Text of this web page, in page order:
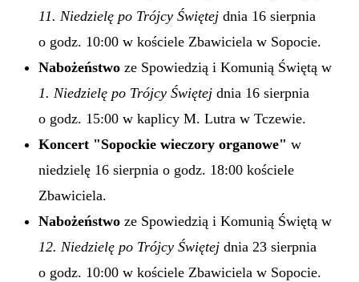
11. Niedzielę po Trójcy Świętej dnia 16 sierpnia
o godz. 10:00 w kościele Zbawiciela w Sopocie.
Nabożeństwo ze Spowiedzią i Komunią Świętą w
1. Niedzielę po Trójcy Świętej dnia 16 sierpnia
o godz. 15:00 w kaplicy M. Lutra w Tczewie.
Koncert "Sopockie wieczory organowe" w
niedzielę 16 sierpnia o godz. 18:00 kościele
Zbawiciela.
Nabożeństwo ze Spowiedzią i Komunią Świętą w
12. Niedzielę po Trójcy Świętej dnia 23 sierpnia
o godz. 10:00 w kościele Zbawiciela w Sopocie.